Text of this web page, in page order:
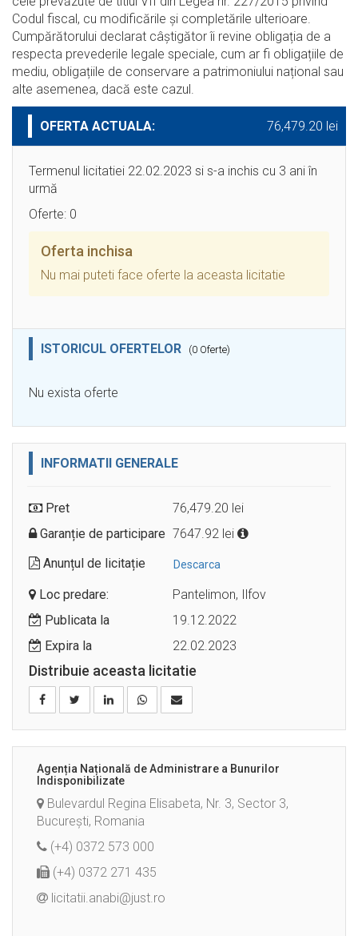
Codul fiscal, cu modificările şi completările ulterioare.
Cumpărătorului declarat câștigător îi revine obligația de a
respecta prevederile legale speciale, cum ar fi obligațiile de
mediu, obligațiile de conservare a patrimoniului național sau
alte asemenea, dacă este cazul.
OFERTA ACTUALA: 76,479.20 lei
Termenul licitatiei 22.02.2023 si s-a inchis cu 3 ani în
urmă
Oferte: 0
Oferta inchisa
Nu mai puteti face oferte la aceasta licitatie
ISTORICUL OFERTELOR (0 Oferte)
Nu exista oferte
INFORMATII GENERALE
Pret
76,479.20 lei
Garanție de participare 7647.92 lei
Anunțul de licitație
Descarca
Loc predare:
Pantelimon, Ilfov
Publicata la
19.12.2022
Expira la
22.02.2023
Distribuie aceasta licitatie
Agenția Națională de Administrare a Bunurilor
Indisponibilizate
Bulevardul Regina Elisabeta, Nr. 3, Sector 3,
București, Romania
(+4) 0372 573 000
(+4) 0372 271 435
licitatii.anabi@just.ro